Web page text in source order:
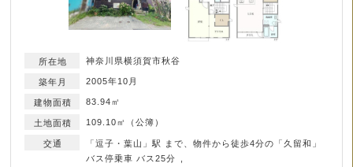
神奈川県横須賀市秋谷
2005年10月
83.94㎡
109.10㎡（公簿）
「逗子・葉山」駅 まで、物件から徒歩4分の「久留和」
バス停乗車 バス25分